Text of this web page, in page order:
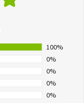
100%
0%
0%
0%
0%